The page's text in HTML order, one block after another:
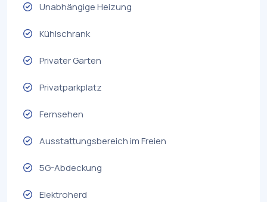
Unabhängige Heizung
Kühlschrank
Privater Garten
Privatparkplatz
Fernsehen
Ausstattungsbereich im Freien
5G-Abdeckung
Elektroherd